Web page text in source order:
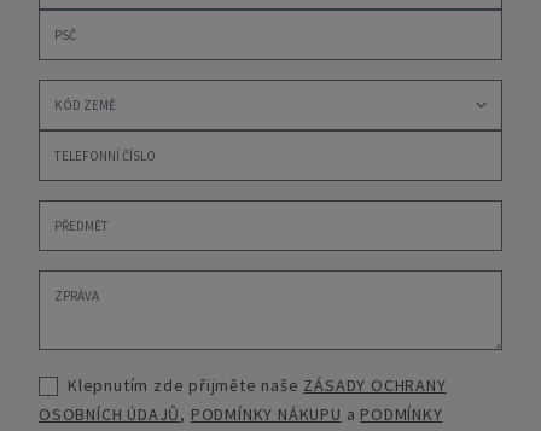
Klepnutím zde přijměte naše ZÁSADY OCHRANY
OSOBNÍCH ÚDAJŮ, PODMÍNKY NÁKUPU a PODMÍNKY